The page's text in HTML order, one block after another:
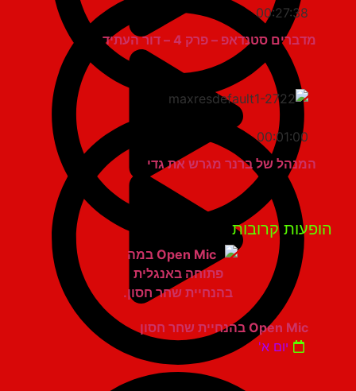
00:27:38
מדברים סטנדאפ – פרק 4 – דור העתיד
00:01:00
המנהל של ברנר מגרש את גדי
קרובות
Open Mic בהנחיית שחר חסון
יום א'